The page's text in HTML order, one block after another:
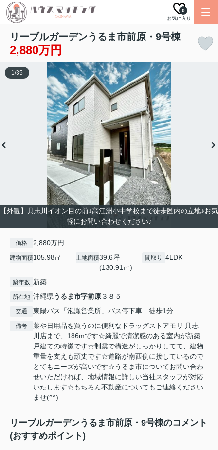
お気に入り
0
リーブルガーデンうるま市前原・9号棟
2,880万円
【外観】具志川イオン目の前♪高江洲小中学校まで徒歩圏内の立地♪お気
軽にお問い合わせください♪
1/35
価格 2,880万円
建物面積105.98㎡ 土地面積39.6坪
(130.91㎡)
間取り 4LDK
築年数 新築
所在地 沖縄県うるま市字前原３８５
交通 東陽バス「泡瀬営業所」バス停下車 徒歩1分
備考
薬や日用品を買うのに便利なドラッグストアモリ 具志
川店まで、186mです☆綺麗で清潔感のある室内が新築
戸建ての特徴です☆制震で構造がしっかりしてて、建物
重量を支えも頑丈です☆道路が南西側に接しているので
とてもニーズが高いです☆うるま市についてお問い合わ
せいただければ、地域情報に詳しい当社スタッフが対応
いたします☆もちろん不動産についてもご連絡ください
ませ(^^)
リーブルガーデンうるま市前原・9号棟のコメント
(おすすめポイント)